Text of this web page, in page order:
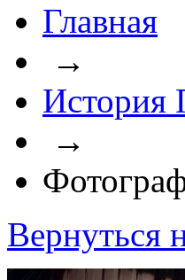
Главная
→
История
→
Вернуться